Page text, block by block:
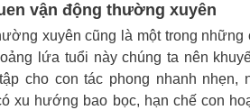
vận động thường xuyên
xuyên cũng là một trong
lứa tuổi này chúng ta nên
cho con tác phong nhanh nhẹn,
xu hướng bao bọc, hạn chế con